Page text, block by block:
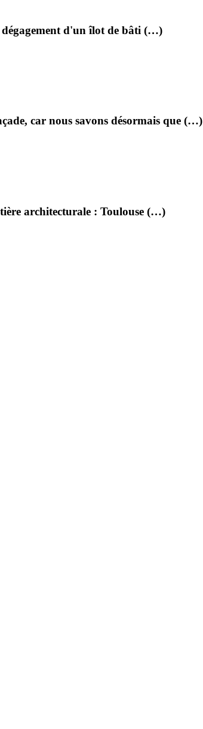
dégagement d'un îlot de bâti (…)
car nous savons désormais que (…)
architecturale : Toulouse (…)